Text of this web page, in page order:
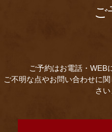
ご
ご予約はお電話・WEB
ご不明な点やお問い合わせに
さい